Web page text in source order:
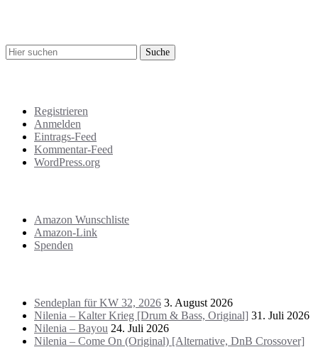
Registrieren
Anmelden
Eintrags-Feed
Kommentar-Feed
WordPress.org
Amazon Wunschliste
Amazon-Link
Spenden
Sendeplan für KW 32, 2026 3. August 2026
Nilenia – Kalter Krieg [Drum & Bass, Original] 31. Juli 2026
Nilenia – Bayou 24. Juli 2026
Nilenia – Come On (Original) [Alternative, DnB Crossover]